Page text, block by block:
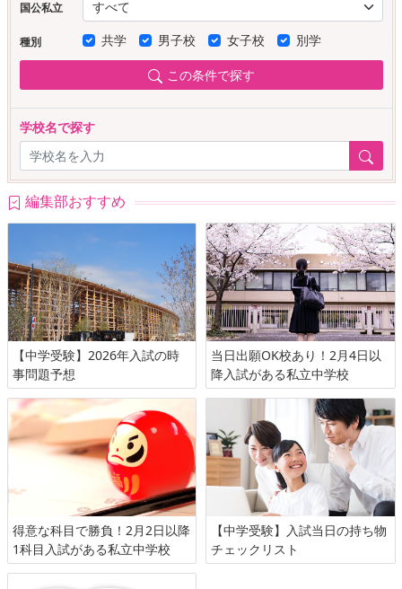
国公私立
種別 共学 男子校 女子校 別学
この条件で探す
学校名で探す
編集部おすすめ
【中学受験】2026年入試の時
事問題予想
当日出願OK校あり！2月4日以
降入試がある私立中学校
得意な科目で勝負！2月2日以降
1科目入試がある私立中学校
【中学受験】入試当日の持ち物
チェックリスト